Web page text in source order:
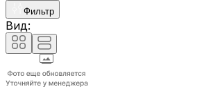
Фильтр
Вид: